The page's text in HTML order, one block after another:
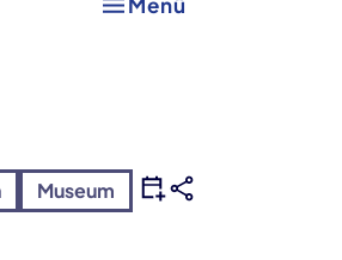
Menü
Museum